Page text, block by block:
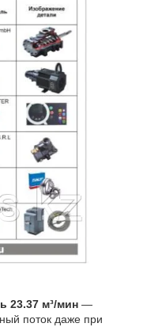
23.37 м³/мин —
поток даже при